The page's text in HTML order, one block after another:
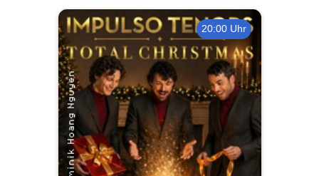
20:00 Uhr